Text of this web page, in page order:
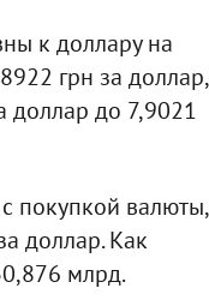
к доллару на
грн за доллар,
доллар до 7,9021
покупкой валюты,
доллар. Как
млрд.